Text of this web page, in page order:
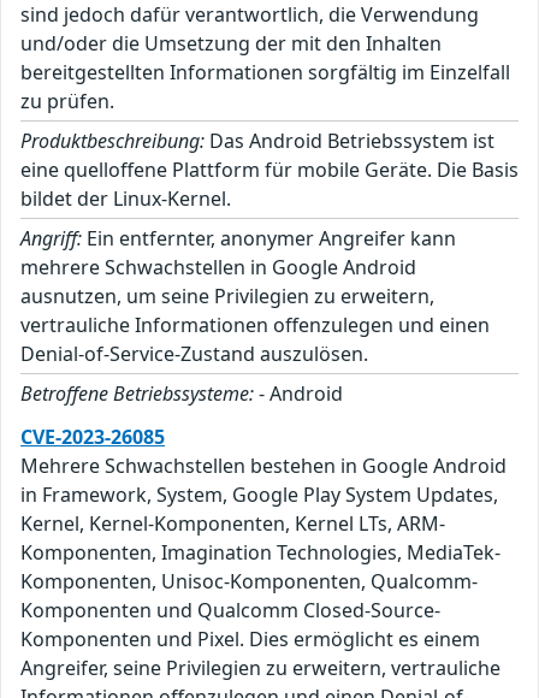
sind jedoch dafür verantwortlich, die Verwendung
und/oder die Umsetzung der mit den Inhalten
bereitgestellten Informationen sorgfältig im Einzelfall
zu prüfen.
Produktbeschreibung: Das Android Betriebssystem ist
eine quelloffene Plattform für mobile Geräte. Die Basis
bildet der Linux-Kernel.
Angriff: Ein entfernter, anonymer Angreifer kann
mehrere Schwachstellen in Google Android
ausnutzen, um seine Privilegien zu erweitern,
vertrauliche Informationen offenzulegen und einen
Denial-of-Service-Zustand auszulösen.
Betroffene Betriebssysteme:- Android
CVE-2023-26085
Mehrere Schwachstellen bestehen in Google Android
in Framework, System, Google Play System Updates,
Kernel, Kernel-Komponenten, Kernel LTs, ARM-
Komponenten, Imagination Technologies, MediaTek-
Komponenten, Unisoc-Komponenten, Qualcomm-
Komponenten und Qualcomm Closed-Source-
Komponenten und Pixel. Dies ermöglicht es einem
Angreifer, seine Privilegien zu erweitern, vertrauliche